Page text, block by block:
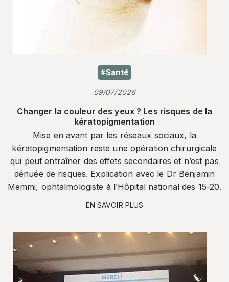
#Santé
09/07/2026
Changer la couleur des yeux ? Les risques de la
kératopigmentation
Mise en avant par les réseaux sociaux, la
kératopigmentation reste une opération chirurgicale
qui peut entraîner des effets secondaires et n’est pas
dénuée de risques. Explication avec le Dr Benjamin
Memmi, ophtalmologiste à l’Hôpital national des 15-20.
EN SAVOIR PLUS